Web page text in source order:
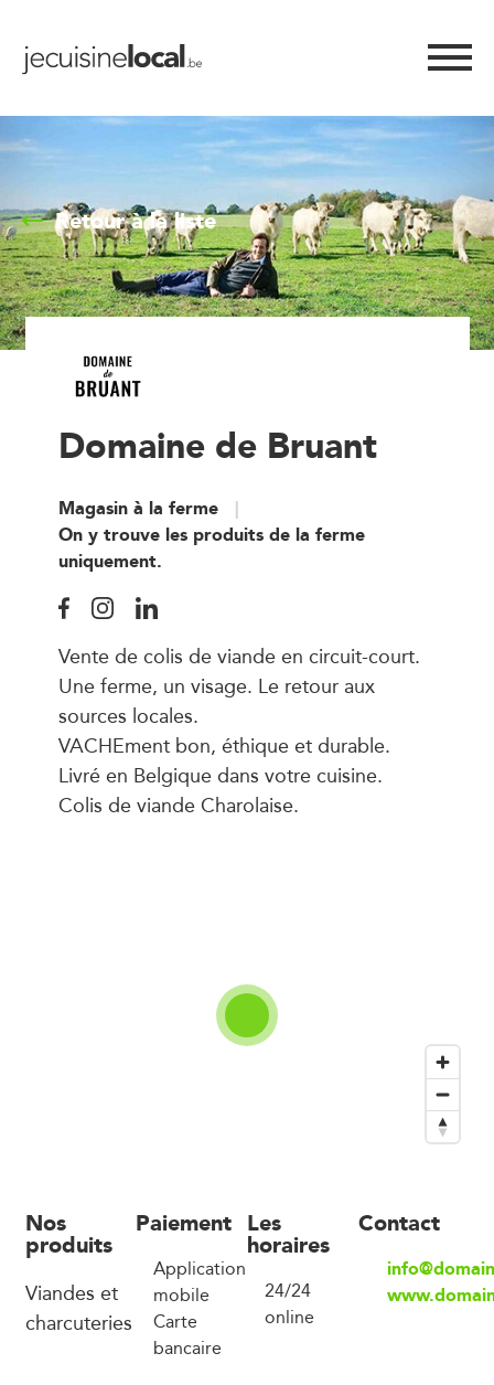
Retour à la liste
Domaine de Bruant
Magasin à la ferme
On y trouve les produits de la ferme
uniquement.
Vente de colis de viande en circuit-court.
Une ferme, un visage. Le retour aux
sources locales.
VACHEment bon, éthique et durable.
Livré en Belgique dans votre cuisine.
Colis de viande Charolaise.
Nos
produits
Viandes et
charcuteries
Paiement
Application
mobile
Carte
bancaire
Les
horaires
24/24
online
Contact